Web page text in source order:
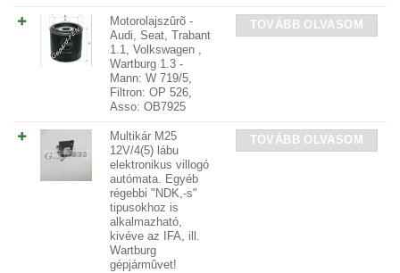
Motorolajszûrõ -
Audi, Seat, Trabant
1.1, Volkswagen ,
Wartburg 1.3 -
Mann: W 719/5,
Filtron: OP 526,
Asso: OB7925
TOVÁBB OLVASOM
Multikár M25
12V/4(5) lábu
elektronikus villogó
autómata. Egyéb
régebbi "NDK,-s"
tipusokhoz is
alkalmazható,
kivéve az IFA, ill.
Wartburg
gépjármûvet!
TOVÁBB OLVASOM